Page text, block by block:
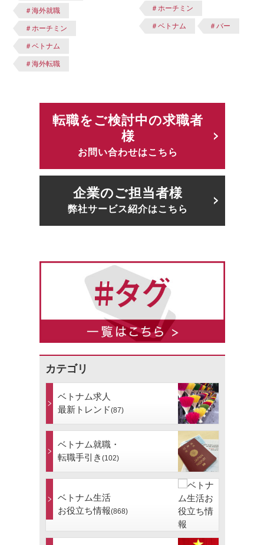
＃海外就職
＃ホーチミン
＃ベトナム
＃海外転職
＃ホーチミン
＃ベトナム ＃バー
転職をご検討中の求職者
様
お問い合わせはこちら
企業のご担当者様
弊社サービス紹介はこちら
カテゴリ
ベトナム求人
最新トレンド(87)
ベトナム就職・
転職手引き (102)
ベトナム生活
お役立ち情報(868)